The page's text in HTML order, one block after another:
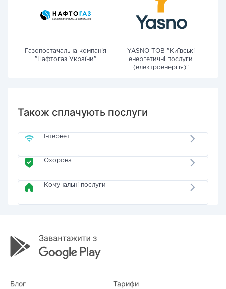
Газопостачальна компанія
"Нафтогаз України"
YASNO ТОВ "Київські
енергетичні послуги
(електроенергія)"
Також сплачують послуги
Інтернет
Охорона
Комунальні послуги
Блог Тарифи